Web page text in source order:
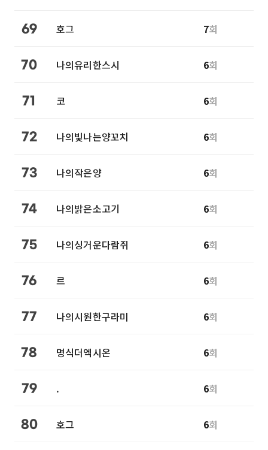
69 호그 7회
70 나의유리한스시 6회
71 코 6회
72 나의빛나는양꼬치 6회
73 나의작은양 6회
74 나의밝은소고기 6회
75 나의싱거운다람쥐 6회
76 르 6회
77 나의시원한구라미 6회
78 명식더엑시온 6회
79 . 6회
80 호그 6회